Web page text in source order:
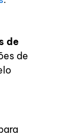
de
de